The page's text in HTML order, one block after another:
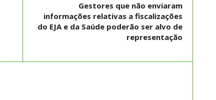
Gestores que não enviaram
informações relativas a fiscalizações
do EJA e da Saúde poderão ser alvo de
representação